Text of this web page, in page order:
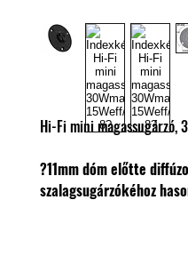
Hi-Fi mini magassugárzó,
?11mm dóm előtte
szalagsugárzókéhoz